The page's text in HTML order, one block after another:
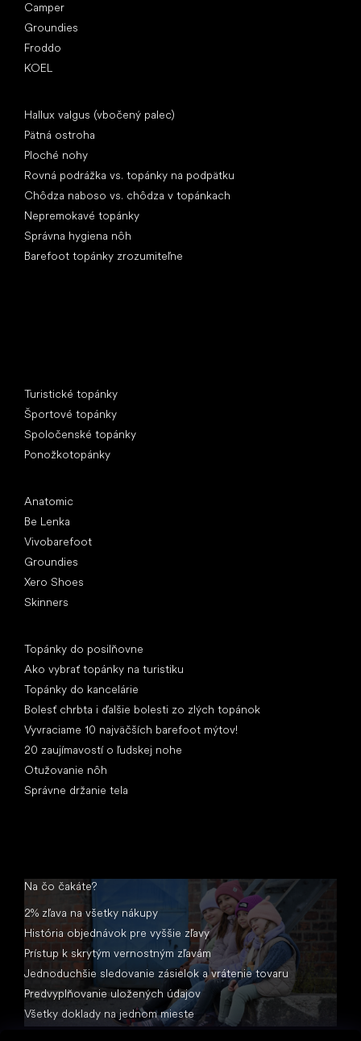
Camper
Groundies
Froddo
KOEL
Hallux valgus (vbočený palec)
Pätná ostroha
Ploché nohy
Rovná podrážka vs. topánky na podpätku
Chôdza naboso vs. chôdza v topánkach
Nepremokavé topánky
Správna hygiena nôh
Barefoot topánky zrozumiteľne
Turistické topánky
Športové topánky
Spoločenské topánky
Ponožkotopánky
Anatomic
Be Lenka
Vivobarefoot
Groundies
Xero Shoes
Skinners
Topánky do posilňovne
Ako vybrať topánky na turistiku
Topánky do kancelárie
Bolesť chrbta i ďalšie bolesti zo zlých topánok
Vyvraciame 10 najväčších barefoot mýtov!
20 zaujímavostí o ľudskej nohe
Otužovanie nôh
Správne držanie tela
Na čo čakáte?
2% zľava na všetky nákupy
História objednávok pre vyššie zľavy
Prístup k skrytým vernostným zľavám
Jednoduchšie sledovanie zásielok a vrátenie tovaru
Predvyplňovanie uložených údajov
Všetky doklady na jednom mieste